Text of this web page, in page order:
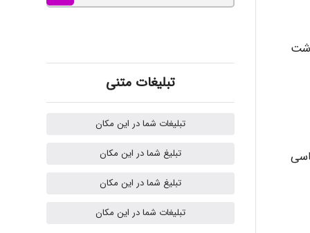
Nazaninkarkon
ilhan200
تبلیغات متنی
تبلیغات شما در این مکان
تبلیغ شما در این مکان
تبلیغ شما در این مکان
تبلیغات شما در این مکان